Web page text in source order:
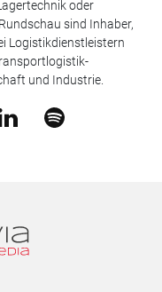
oder
sind Inhaber,
Logistikdienstleistern
und Industrie.